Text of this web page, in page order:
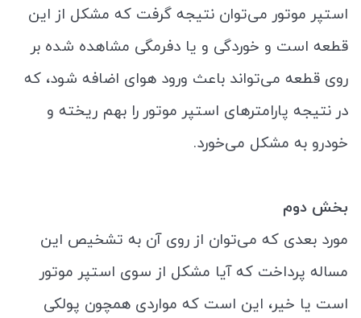
استپر موتور می‌توان نتیجه گرفت که مشکل از این
قطعه است و خوردگی و یا دفرمگی مشاهده شده بر
روی قطعه می‌تواند باعث ورود هوای اضافه شود، که
در نتیجه پارامترهای استپر موتور را بهم ریخته و
خودرو به مشکل می‌خورد.
بخش دوم
مورد بعدی که می‌توان از روی آن به تشخیص این
مساله پرداخت که آیا مشکل از سوی استپر موتور
است یا خیر، این است که مواردی همچون پولکی